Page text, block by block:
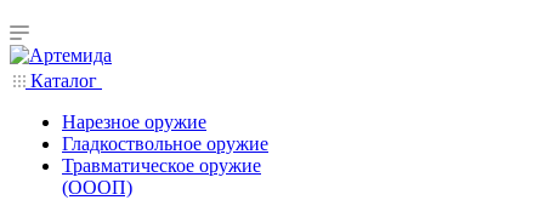
Каталог
Нарезное оружие
Гладкоствольное оружие
Травматическое оружие
(ОООП)